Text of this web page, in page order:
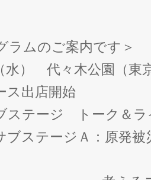
ラムのご案内です＞
水） 代々木公園（東
ス出店開始
ステージ トーク＆ラ
Ａ：原発被災者